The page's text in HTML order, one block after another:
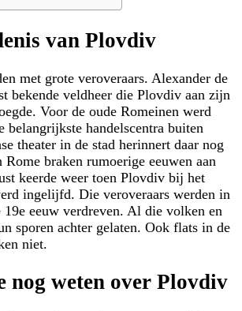
van Plovdiv
met grote veroveraars. Alexander de
bekende veldheer die Plovdiv aan zijn
Voor de oude Romeinen werd
belangrijkste handelscentra buiten
theater in de stad herinnert daar nog
Rome braken rumoerige eeuwen aan
keerde weer toen Plovdiv bij het
ingelijfd. Die veroveraars werden in
19e eeuw verdreven. Al die volken en
sporen achter gelaten. Ook flats in de
niet.
nog weten over Plovdiv